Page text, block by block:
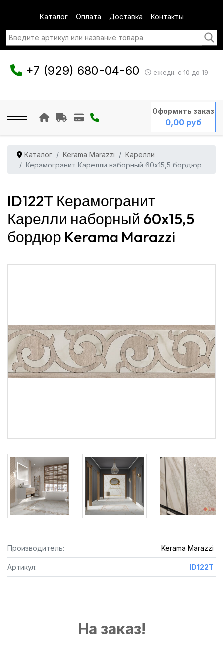
Каталог Оплата Доставка Контакты
+7 (929) 680-04-60 ежедн. с 10 до 19
Оформить заказ
0,00 руб
Каталог Kerama Marazzi
Карелли
Керамогранит Карелли наборный 60x15,5 бордюр
ID122T Керамогранит
Карелли наборный 60x15,5
бордюр Kerama Marazzi
Производитель: Kerama Marazzi
Артикул: ID122T
На заказ!